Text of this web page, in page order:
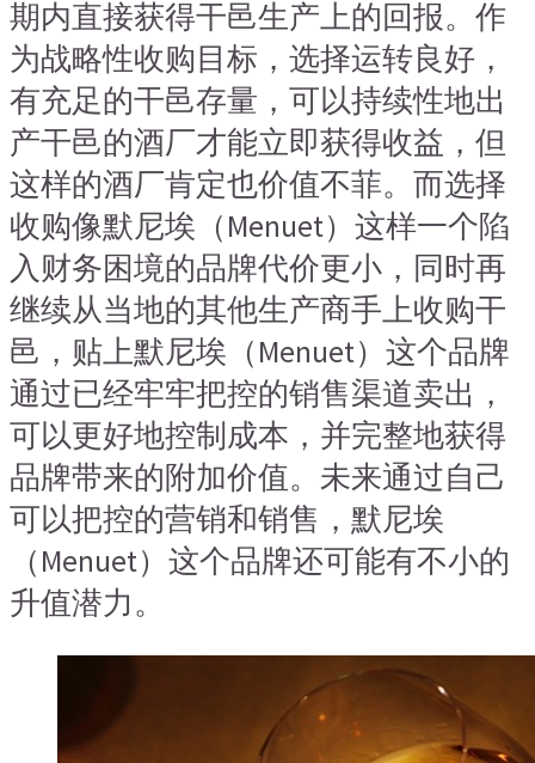
期内直接获得干邑生产上的回报。作
为战略性收购目标，选择运转良好，
有充足的干邑存量，可以持续性地出
产干邑的酒厂才能立即获得收益，但
这样的酒厂肯定也价值不菲。而选择
收购像默尼埃（Menuet）这样一个陷
入财务困境的品牌代价更小，同时再
继续从当地的其他生产商手上收购干
邑，贴上默尼埃（Menuet）这个品牌
通过已经牢牢把控的销售渠道卖出，
可以更好地控制成本，并完整地获得
品牌带来的附加价值。未来通过自己
可以把控的营销和销售，默尼埃
（Menuet）这个品牌还可能有不小的
升值潜力。